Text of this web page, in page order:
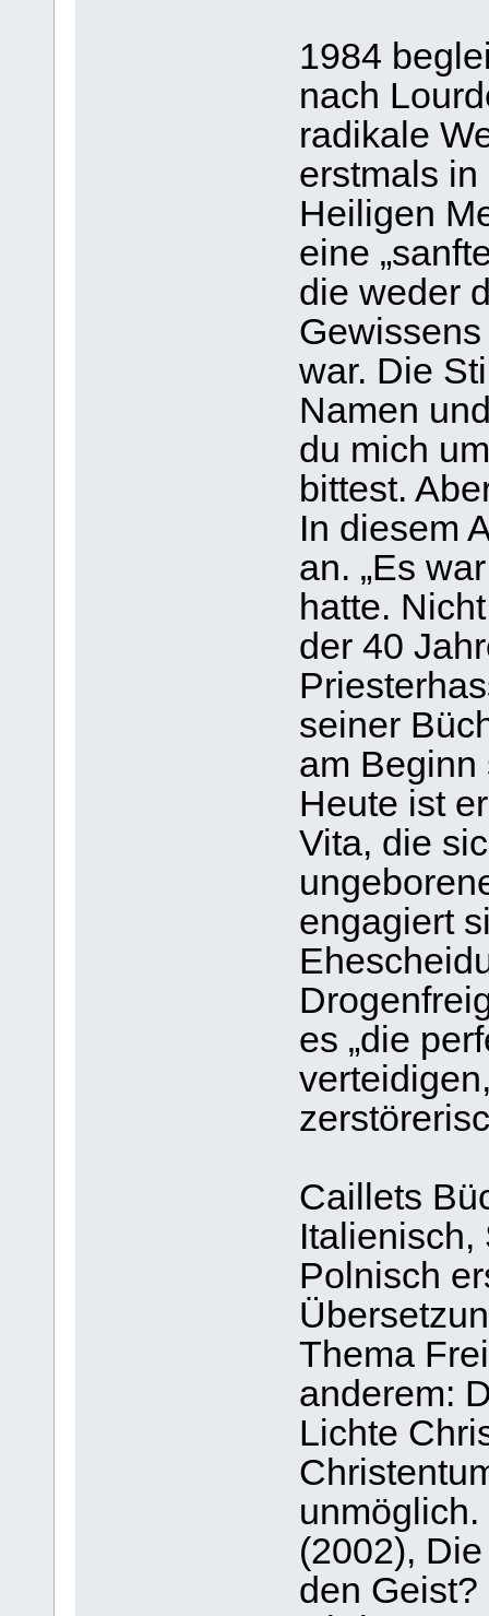
1984
nach
radikale
erstmals
Heiligen
eine
die weder
war. Die
Namen
du mich
bittest.
In diesem
an. „Es
hatte.
der 40
seiner
am Beginn
Heute ist
Vita, die
engagiert
es „die
Caillets
Italienisch,
Polnisch
Thema
anderem:
Lichte
(2002),
den